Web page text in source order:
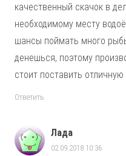
качественный скачок в
необходимому месту
шансы поймать много
денешься, поэтому
стоит поставить отличную
Ответить
Лада
02.09.2018 10:36